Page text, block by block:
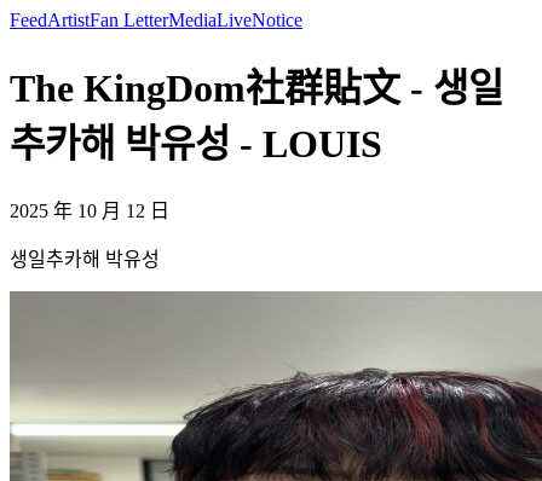
FeedArtistFan LetterMediaLiveNotice
The KingDom社群貼文 - 생일
추카해 박유성 - LOUIS
2025 年 10 月 12 日
생일추카해 박유성